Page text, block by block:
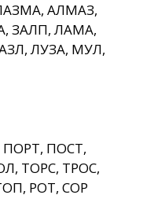
АЛМАЗ,
ЗАЛП, ЛАМА,
ЛУЗА, МУЛ,
ПОСТ,
ТОРС, ТРОС,
РОТ, СОР